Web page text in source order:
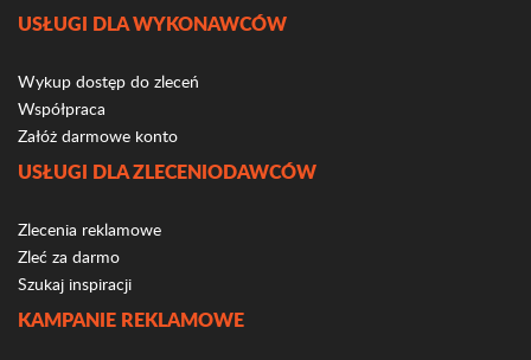
USŁUGI DLA WYKONAWCÓW
Wykup dostęp do zleceń
Współpraca
Załóż darmowe konto
USŁUGI DLA ZLECENIODAWCÓW
Zlecenia reklamowe
Zleć za darmo
Szukaj inspiracji
KAMPANIE REKLAMOWE